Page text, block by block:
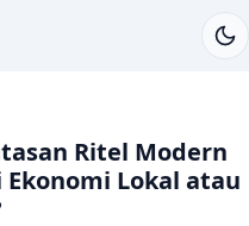
Ritel Modern
Lokal atau